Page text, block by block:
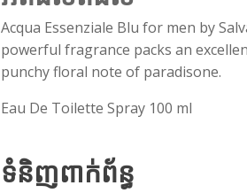
Acqua Essenziale Blu for men by
powerful fragrance packs an
punchy floral note of paradisone.
Eau De Toilette Spray 100 ml
ទំនិញពាក់ព័ន្ធ